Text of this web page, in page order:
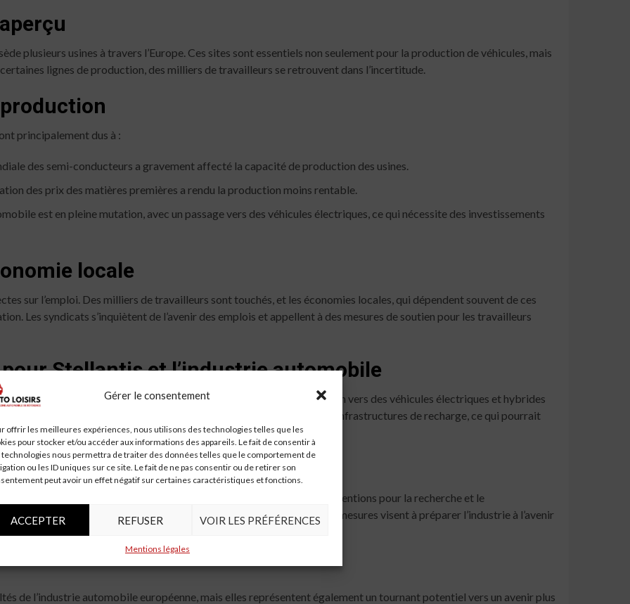
Gérer le consentement
offrir les meilleures expériences, nous utilisons des technologies telles que les
pour stocker et/ou accéder aux informations des appareils. Le fait de consentir à
technologies nous permettra de traiter des données telles que le comportement de
ou les ID uniques sur ce site. Le fait de ne pas consentir ou de retirer son
peut avoir un effet négatif sur certaines caractéristiques et fonctions.
ACCEPTER REFUSER VOIR LES PRÉFÉRENCES
Mentions légales
plusieurs usines à travers l’Europe. Ces sites sont essentiels non seulement pour la production de véhicules, mais
lignes de production, des milliers de travailleurs se retrouvent dans l’incertitude.
principalement dus à :
des semi-conducteurs a gravement affecté la capacité de production des usines.
des prix des matières premières a rendu la production moins rentable.
est en pleine mutation, avec un passage vers des véhicules électriques, ce qui nécessite des investissements
locale
sur l’emploi. Des milliers de travailleurs sont touchés, et les économies locales, qui dépendent souvent de ces
Les syndicats s’inquiètent de l’avenir des emplois et appellent à des mesures de soutien pour les travailleurs
pour Stellantis et l’industrie automobile
pour Stellantis et l’industrie automobile européenne. La transition vers des véhicules électriques et hybrides
annoncé des investissements dans des technologies durables et des infrastructures de recharge, ce qui pourrait
et européennes
en place des initiatives pour soutenir l’industrie automobile. Des subventions pour la recherche et le
de reconversion pour les travailleurs, sont en cours. Ces mesures visent à préparer l’industrie à l’avenir
de l’industrie automobile européenne, mais elles représentent également un tournant potentiel vers un avenir plus